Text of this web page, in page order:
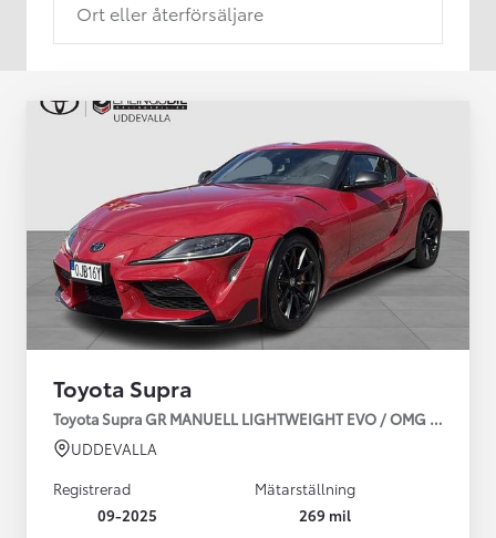
Ort eller återförsäljare
Toyota Supra
Toyota Supra GR MANUELL LIGHTWEIGHT EVO / OMG LEV!
UDDEVALLA
Registrerad
09-2025
Mätarställning
269 mil